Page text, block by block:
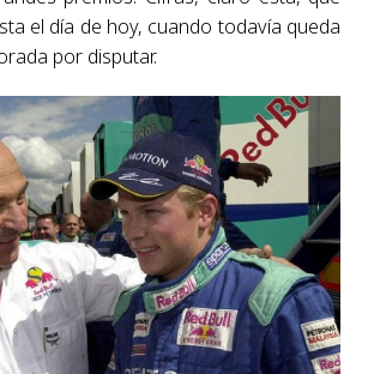
el día de hoy, cuando todavía queda
por disputar.